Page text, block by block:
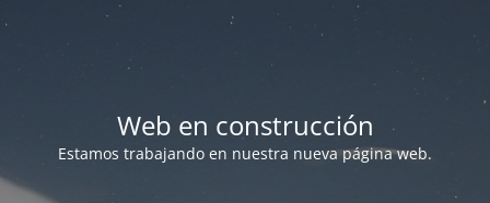
Web en construcción
Estamos trabajando en nuestra nueva página web.